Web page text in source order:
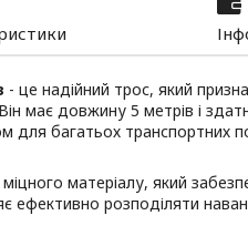
- це надійний трос, який
має довжину 5 метрів і
для багатьох транспортних
матеріалу, який
ефективно розподіляти